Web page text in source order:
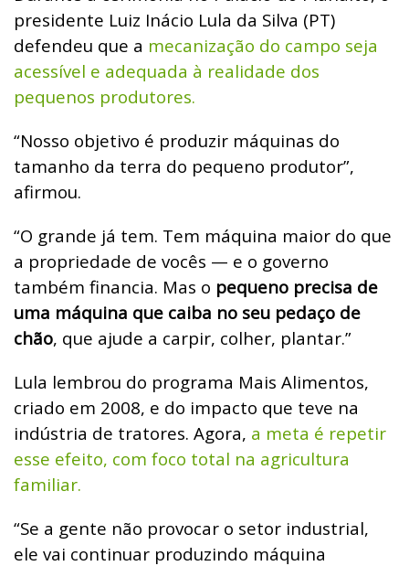
presidente Luiz Inácio Lula da Silva (PT)
defendeu que a mecanização do campo seja
acessível e adequada à realidade dos
pequenos produtores.
“Nosso objetivo é produzir máquinas do
tamanho da terra do pequeno produtor”,
afirmou.
“O grande já tem. Tem máquina maior do que
a propriedade de vocês — e o governo
também financia. Mas o pequeno precisa de
uma máquina que caiba no seu pedaço de
chão, que ajude a carpir, colher, plantar.”
Lula lembrou do programa Mais Alimentos,
criado em 2008, e do impacto que teve na
indústria de tratores. Agora, a meta é repetir
esse efeito, com foco total na agricultura
familiar.
“Se a gente não provocar o setor industrial,
ele vai continuar produzindo máquina